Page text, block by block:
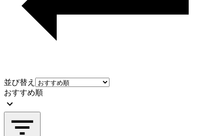
並び替え
おすすめ順